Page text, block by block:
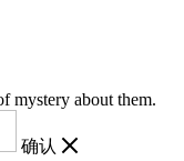
mystery about them.
确认